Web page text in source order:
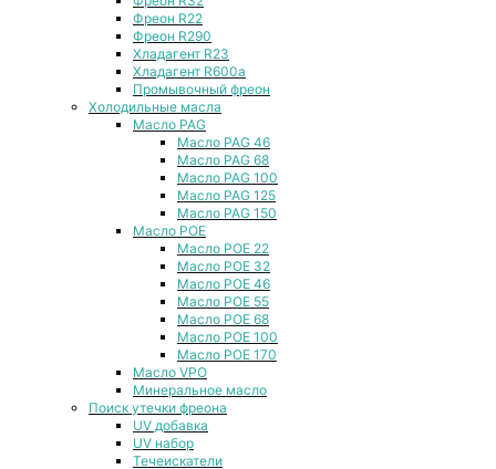
Фреон R22
Фреон R290
Хладагент R23
Хладагент R600a
Промывочный фреон
Холодильные масла
Масло PAG
Масло PAG 46
Масло PAG 68
Масло PAG 100
Масло PAG 125
Масло PAG 150
Масло POE
Масло POE 22
Масло POE 32
Масло POE 46
Масло POE 55
Масло POE 68
Масло POE 100
Масло POE 170
Масло VPO
Минеральное масло
Поиск утечки фреона
UV добавка
UV набор
Течеискатели